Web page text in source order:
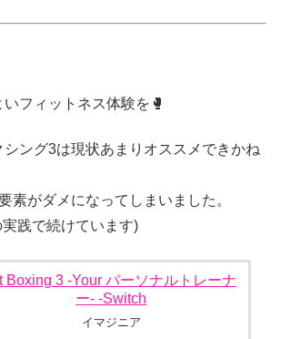
フィットネス体験を🥊
ング3は現状あまりオススメできかね
素がダメになってしまいました。
践で続けています)
Boxing 3 -Your パーソナルトレーナ
ー- -Switch
イマジニア